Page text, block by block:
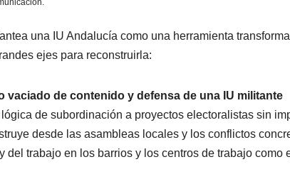
una IU Andalucía como una herramienta
ejes para reconstruirla:
vaciado de contenido y defensa de una IU militante
de subordinación a proyectos electoralistas sin
desde las asambleas locales y los conflictos
del trabajo en los barrios y los centros de trabajo como